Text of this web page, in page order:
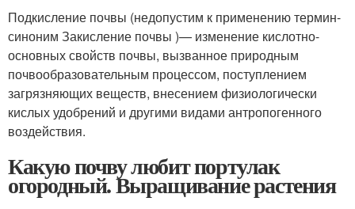
Подкисление почвы (недопустим к применению термин-
синоним Закисление почвы )— изменение кислотно-
основных свойств почвы, вызванное природным
почвообразовательным процессом, поступлением
загрязняющих веществ, внесением физиологически
кислых удобрений и другими видами антропогенного
воздействия.
Какую почву любит портулак
огородный. Выращивание растения